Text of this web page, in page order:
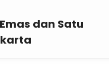
dan Satu